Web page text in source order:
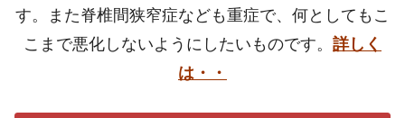
す。また脊椎間狭窄症なども重症で、何としてもこ
こまで悪化しないようにしたいものです。 詳しく
は ・・